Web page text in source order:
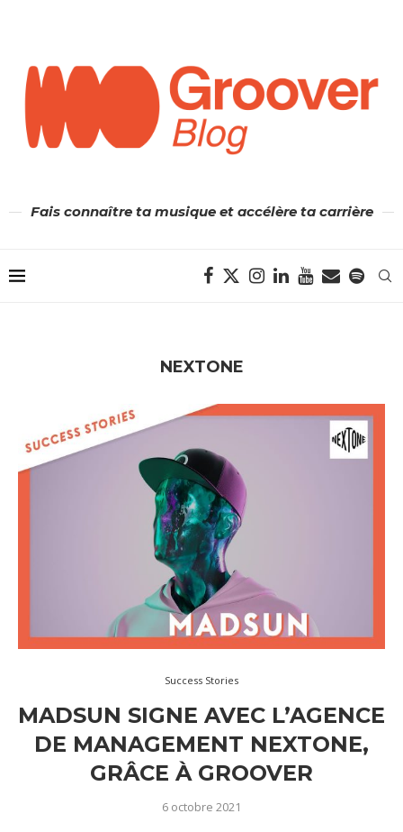
Fais connaître ta musique et accélère ta carrière
NEXTONE
Success Stories
MADSUN SIGNE AVEC L’AGENCE
DE MANAGEMENT NEXTONE,
GRÂCE À GROOVER
6 octobre 2021